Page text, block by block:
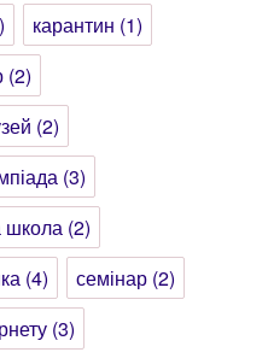
карантин (1)
(2)
(2)
(3)
школа (2)
(4) семінар (2)
(3)